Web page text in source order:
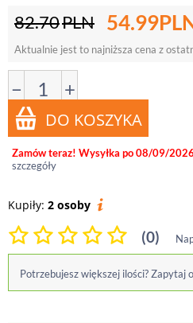
82.70PLN 54.99
Aktualnie jest to najniższa cena z
− +
Zamów teraz! Wysyłka po 08/09/2026
szczegóły
Kupiły: 2 osoby
(0)
Potrzebujesz większej ilości? Zapytaj